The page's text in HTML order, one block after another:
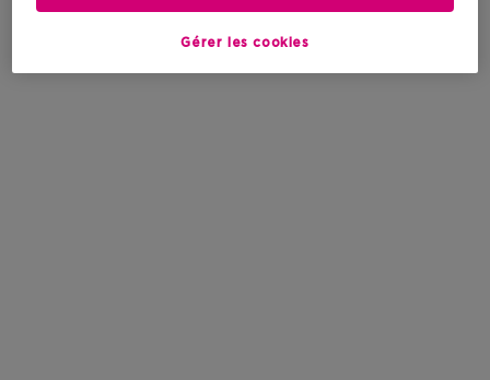
Gérer les cookies